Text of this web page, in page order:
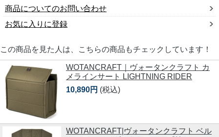
商品についてのお問い合わせ
お気に入りに登録
この商品を見た人は、こちらの商品もチェックしています！
WOTANCRAFT｜ヴォータンクラフト カ
メラインサート LIGHTNING RIDER
10,890円 (税込)
WOTANCRAFT|ヴォータンクラフト ベル